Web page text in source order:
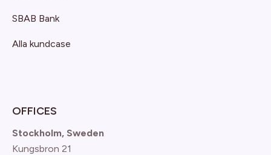
SBAB Bank
Alla kundcase
OFFICES
Stockholm, Sweden
Kungsbron 21